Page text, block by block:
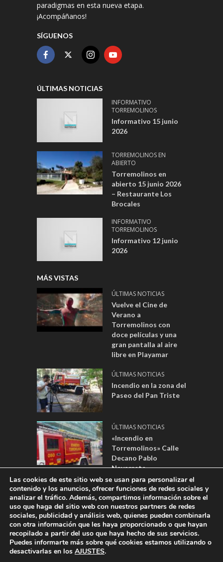
paradigmas en esta nueva etapa.
¡Acompáñanos!
SÍGUENOS
ÚLTIMAS NOTICIAS
INFORMATIVO
TORREMOLINOS
Informativo 15 junio
2026
TORREMOLINOS EN
ABIERTO
Torremolinos en
abierto 15 junio 2026
– Restaurante Los
Brocales
INFORMATIVO
TORREMOLINOS
Informativo 12 junio
2026
MÁS VISTAS
ÚLTIMAS NOTICIAS
Vuelve el Cine de
Verano a
Torremolinos con
doce películas y una
gran pantalla al aire
libre en Playamar
ÚLTIMAS NOTICIAS
Incendio en la zona del
Paseo del Pan Triste
ÚLTIMAS NOTICIAS
«Incendio en
Torremolinos» Calle
Decano Pablo
Navarrete.
DESARROLLADO POR: WEBSITES MÁLAGA| AVISO LEGAL |POLÍTICA
DE PRIVACIDAD|POLÍTICA DE COOKIES|REGISTRO DE ACTIVIDADES
| EMPRESA: CANAL TORREVISIÓN FORMADA POR AYUNTAMIENTO DE
TORREMOLINOS Y AYUNTAMIENTO DE ALHAURÍN DE LA TORRE -
DIRECCIÓN: PLAZA BLAS INFANTE, 1, 29620 TORREMOLINOS - EMAIL
Las cookies de este sitio web se usan para personalizar el
contenido y los anuncios, ofrecer funciones de redes sociales y
analizar el tráfico. Además, compartimos información sobre el
uso que haga del sitio web con nuestros partners de redes
sociales, publicidad y análisis web, quienes pueden combinarla
con otra información que les haya proporcionado o que hayan
recopilado a partir del uso que haya hecho de sus servicios.
Puedes informarte más sobre qué cookies estamos utilizando o
desactivarlas en los AJUSTES.